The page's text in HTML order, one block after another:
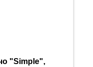
"Simple",